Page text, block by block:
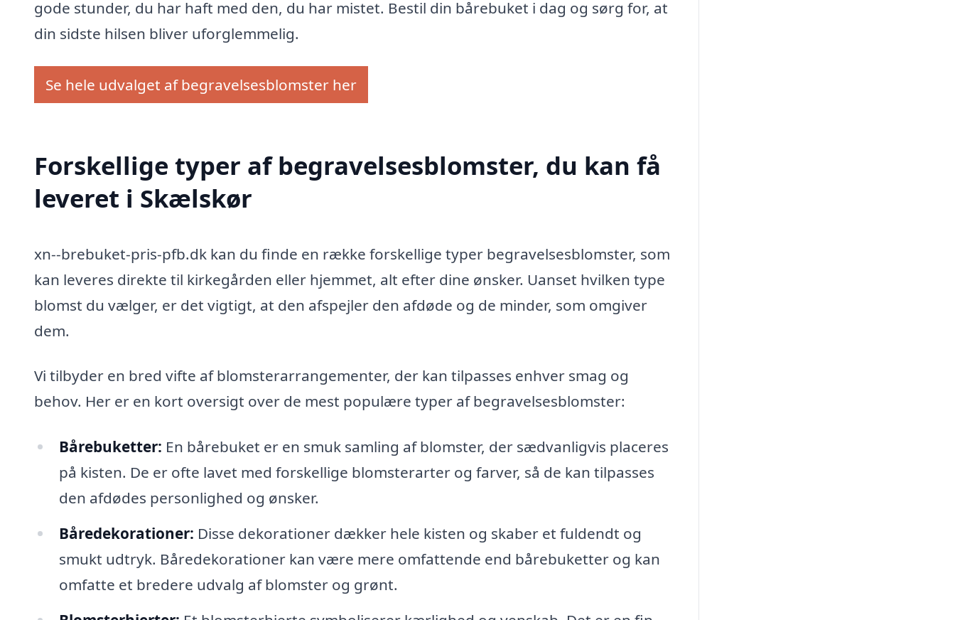
gode stunder, du har haft med den, du har mistet. Bestil din bårebuket i dag og sørg for, at
din sidste hilsen bliver uforglemmelig.
Se hele udvalget af begravelsesblomster her
Forskellige typer af begravelsesblomster, du kan få
leveret i Skælskør
xn--brebuket-pris-pfb.dk kan du finde en række forskellige typer begravelsesblomster, som
kan leveres direkte til kirkegården eller hjemmet, alt efter dine ønsker. Uanset hvilken type
blomst du vælger, er det vigtigt, at den afspejler den afdøde og de minder, som omgiver
dem.
Vi tilbyder en bred vifte af blomsterarrangementer, der kan tilpasses enhver smag og
behov. Her er en kort oversigt over de mest populære typer af begravelsesblomster:
Bårebuketter: En bårebuket er en smuk samling af blomster, der sædvanligvis placeres
på kisten. De er ofte lavet med forskellige blomsterarter og farver, så de kan tilpasses
den afdødes personlighed og ønsker.
Båredekorationer: Disse dekorationer dækker hele kisten og skaber et fuldendt og
smukt udtryk. Båredekorationer kan være mere omfattende end bårebuketter og kan
omfatte et bredere udvalg af blomster og grønt.